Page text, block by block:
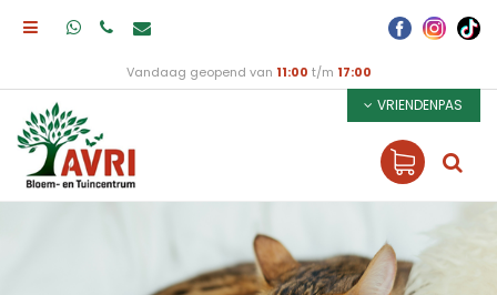
Vandaag geopend van 11:00 t/m 17:00
VRIENDENPAS